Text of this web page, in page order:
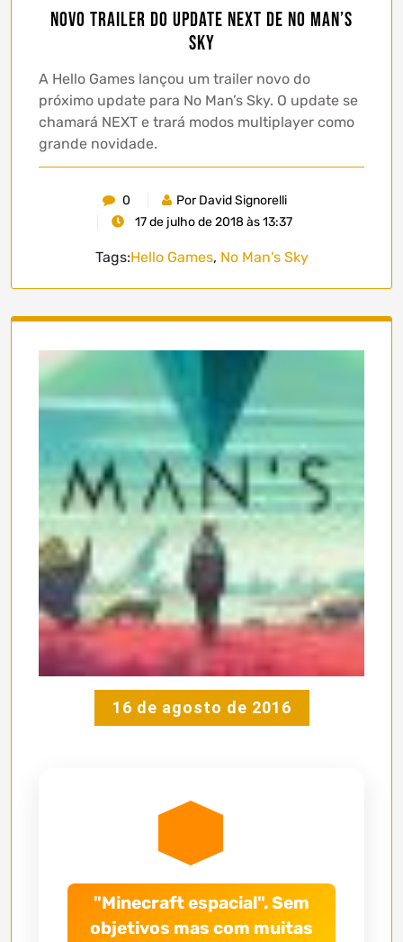
Novo trailer do update NEXT de No Man’s
Sky
A Hello Games lançou um trailer novo do
próximo update para No Man’s Sky. O update se
chamará NEXT e trará modos multiplayer como
grande novidade.
0
Por David Signorelli
17 de julho de 2018 às 13:37
Tags:Hello Games, No Man's Sky
16 de agosto de 2016
"Minecraft espacial". Sem
objetivos mas com muitas